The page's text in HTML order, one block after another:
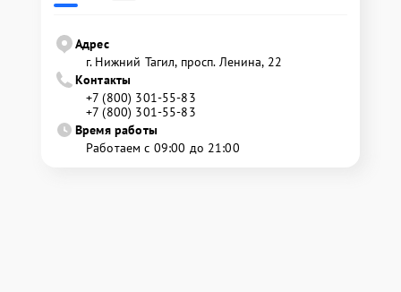
Адрес
г. Нижний Тагил, просп. Ленина, 22
Контакты
+7 (800) 301-55-83
+7 (800) 301-55-83
Время работы
Работаем с 09:00 до 21:00